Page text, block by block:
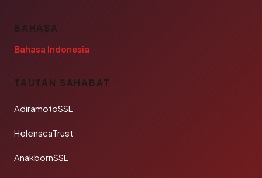
BAHASA
Bahasa Indonesia
TAUTAN SAHABAT
AdiramotoSSL
HelenscaTrust
AnakbornSSL